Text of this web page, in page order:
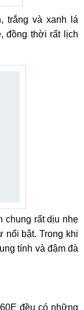
trắng và xanh lá
đồng thời rất lịch
chung rất dịu nhẹ
bật. Trong khi
tính và đậm đà
đều có những